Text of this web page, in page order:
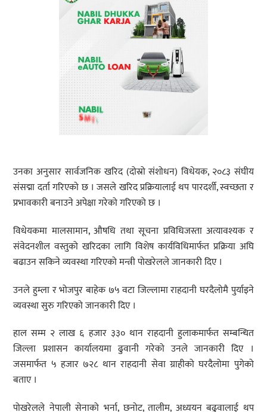
उनका अनुसार सार्वजनिक खरिद (दोस्रो संशोधन) विधेयक, २०८३ संघीय
संसद्मा दर्ता गरिएको छ । जसले खरिद प्रक्रियालाई थप पारदर्शी, स्वच्छता र
प्रभावकारी बनाउने अपेक्षा गरेको गरिएको छ ।
विधेयकमा मालसामान, औषधि तथा सूचना प्रविधिजस्ता अत्यावश्यक र
संवेदनशील वस्तुको खरिदका लागि विशेष कार्यविधिमार्फत प्रक्रिया अघि
बढाउन सकिने व्यवस्था गरिएको मन्त्री पोखरेलले जानकारी दिए ।
उनले हुम्ला र भोजपुर बाहेक ७५ वटा जिल्लामा राहदानी घरदैलोमै पुर्याइने
व्यवस्था सुरु गरिएको जानकारी दिए ।
हाल सम्म २ लाख ६ हजार ३३० थान राहदानी हुलाकमार्फत सम्बन्धित
जिल्ला प्रशासन कार्यालयमा ढुवानी गरेको उनले जानकारी दिए ।
जसमार्फत ५ हजार ७२८ थान राहदानी सेवा ग्राहीको घरदैलोमा पुगेको
बताए ।
पोखरेलले नेपाली सेनाको भर्ना, छनोट, तालीम, अध्ययन बढुवालाई थप